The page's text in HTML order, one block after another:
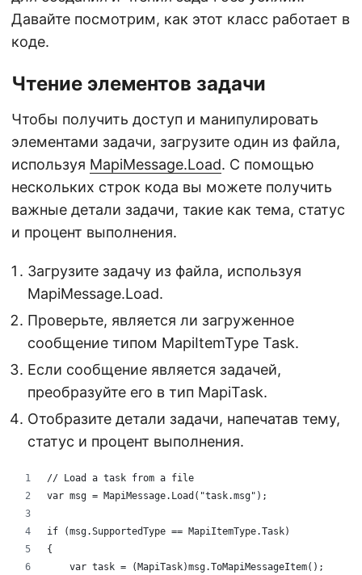
Давайте посмотрим, как этот класс работает в
коде.
Чтение элементов задачи
Чтобы получить доступ и манипулировать
элементами задачи, загрузите один из файла,
используя MapiMessage.Load. С помощью
нескольких строк кода вы можете получить
важные детали задачи, такие как тема, статус
и процент выполнения.
Загрузите задачу из файла, используя
MapiMessage.Load.
Проверьте, является ли загруженное
сообщение типом MapiItemType Task.
Если сообщение является задачей,
преобразуйте его в тип MapiTask.
Отобразите детали задачи, напечатав тему,
статус и процент выполнения.
// Load a task from a file
var msg = MapiMessage.Load("task.msg");
if (msg.SupportedType == MapiItemType.Task)
{
    var task = (MapiTask)msg.ToMapiMessageItem();